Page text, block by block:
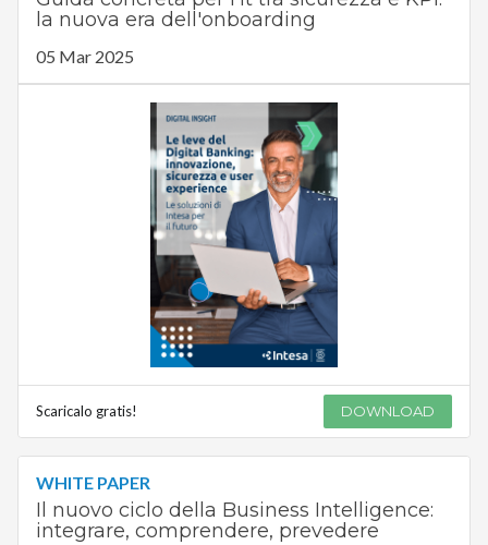
la nuova era dell'onboarding
05 Mar 2025
Scaricalo gratis! DOWNLOAD
WHITE PAPER
Il nuovo ciclo della Business Intelligence:
integrare, comprendere, prevedere